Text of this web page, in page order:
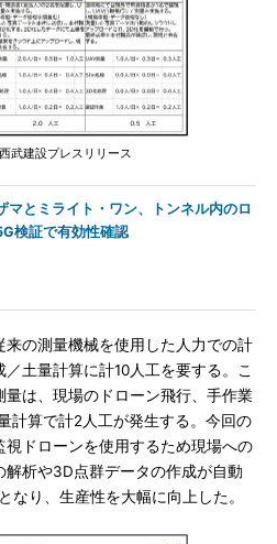
武建設プレスリリース
マとミライト・ワン、トンネル内のロ
検証で有効性確認
の測量機械を使用した人力での計
土量計算に計10人工を要する。こ
は、現場のドローン飛行、手作業
計算で計2人工が発生する。今回の
ドローンを使用するため現場への
析や3D点群データの作成が自動
なり、生産性を大幅に向上した。